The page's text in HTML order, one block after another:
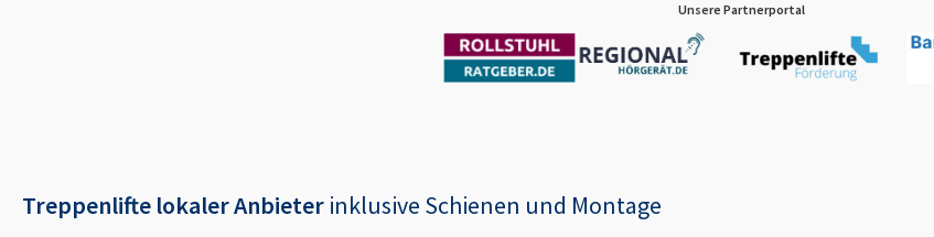
Unsere Partnerportal
Treppenlifte lokaler Anbieter inklusive Schienen und Montage